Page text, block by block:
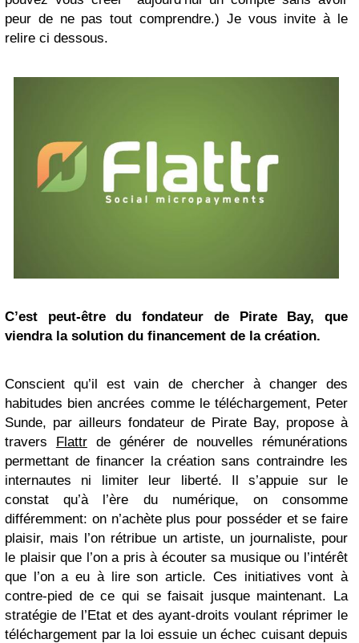
peur de ne pas tout comprendre.) Je vous invite à le
relire ci dessous.
C’est peut-être du fondateur de Pirate Bay, que
viendra la solution du financement de la création.
Conscient qu’il est vain de chercher à changer des
habitudes bien ancrées comme le téléchargement, Peter
Sunde, par ailleurs fondateur de Pirate Bay, propose à
travers Flattrde générer de nouvelles rémunérations
permettant de financer la création sans contraindre les
internautes ni limiter leur liberté. Il s’appuie sur le
constat qu’à l’ère du numérique, on consomme
différemment: on n’achète plus pour posséder et se faire
plaisir, mais l’on rétribue un artiste, un journaliste, pour
le plaisir que l’on a pris à écouter sa musique ou l’intérêt
que l’on a eu à lire son article. Ces initiatives vont à
contre-pied de ce qui se faisait jusque maintenant. La
stratégie de l’Etat et des ayant-droits voulant réprimer le
téléchargement par la loi essuie un échec cuisant depuis